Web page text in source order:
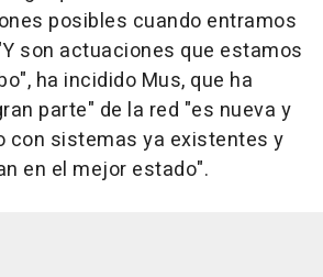
posibles cuando entramos
son actuaciones que estamos
ha incidido Mus, que ha
parte" de la red "es nueva y
con sistemas ya existentes y
en el mejor estado".